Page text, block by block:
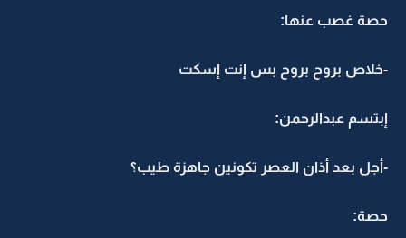
حصة غصب عنها:
-خلاص بروح بروح بس إنت إسكت
إبتسم عبدالرحمن:
-أجل بعد أذان العصر تكونين جاهزة طيب؟
حصة: